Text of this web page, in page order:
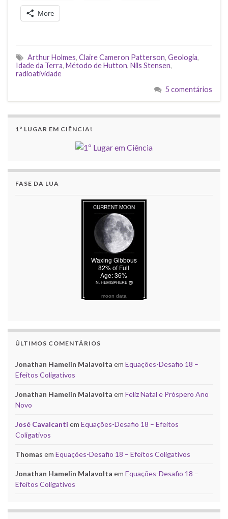
More
Arthur Holmes, Claire Cameron Patterson, Geologia,
Idade da Terra, Método de Hutton, Nils Stensen,
radioatividade
5 comentários
1º LUGAR EM CIÊNCIA!
FASE DA LUA
moon data
ÚLTIMOS COMENTÁRIOS
Jonathan Hamelin Malavolta em Equações-Desafio 18 –
Efeitos Coligativos
Jonathan Hamelin Malavolta em Feliz Natal e Próspero Ano
Novo
José Cavalcanti em Equações-Desafio 18 – Efeitos
Coligativos
Thomas em Equações-Desafio 18 – Efeitos Coligativos
Jonathan Hamelin Malavolta em Equações-Desafio 18 –
Efeitos Coligativos